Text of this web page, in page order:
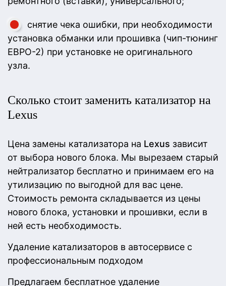
снятие чека ошибки, при необходимости
установка обманки или прошивка (чип-тюнинг
ЕВРО-2) при установке не оригинального
узла.
Сколько стоит заменить катализатор на
Lexus
Цена замены катализатора на Lexus зависит
от выбора нового блока. Мы вырезаем старый
нейтрализатор бесплатно и принимаем его на
утилизацию по выгодной для вас цене.
Стоимость ремонта складывается из цены
нового блока, установки и прошивки, если в
ней есть необходимость.
Удаление катализаторов в автосервисе с
профессиональным подходом
Предлагаем бесплатное удаление